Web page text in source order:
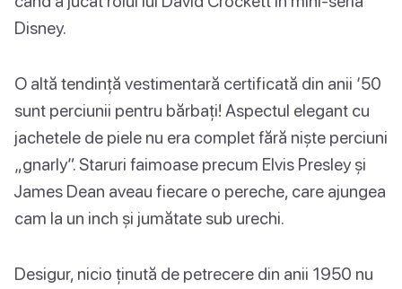
Disney.
O altă tendință vestimentară certificată din anii ‘50
sunt perciunii pentru bărbați! Aspectul elegant cu
jachetele de piele nu era complet fără niște perciuni
„gnarly”. Staruri faimoase precum Elvis Presley și
James Dean aveau fiecare o pereche, care ajungea
cam la un inch și jumătate sub urechi.
Desigur, nicio ținută de petrecere din anii 1950 nu